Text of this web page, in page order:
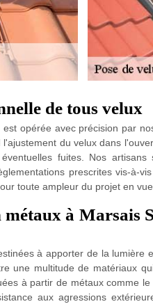
de tous velux
opérée avec précision par
du velux dans
fuites. Nos
prescrites vis-à-
toute ampleur du projet en
à Marsais
à apporter de la lumière
une multitude de matériaux
à partir de métaux comme
aux agressions